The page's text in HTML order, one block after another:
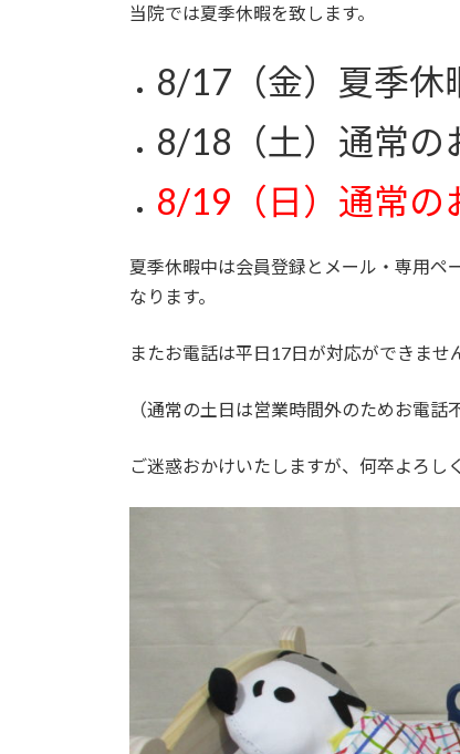
当院では夏季休暇を致します。
8/17（金）夏季休
8/18（土）通常の
8/19（日） 通常の
夏季休暇中は会員登録とメール・専用ペ
なります。
またお電話は平日17日が対応ができませ
（通常の土日は営業時間外のためお電話
ご迷惑おかけいたしますが、何卒よろし